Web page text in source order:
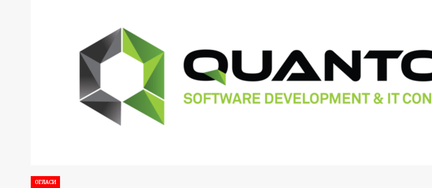
ОГЛАСИ